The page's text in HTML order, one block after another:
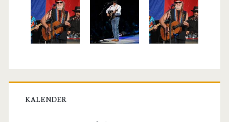
KALENDER